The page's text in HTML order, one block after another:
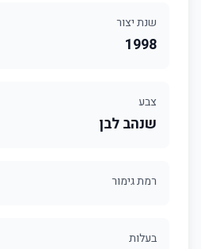
שנת יצור
1998
צבע
שנהב לבן
רמת גימור
בעלות